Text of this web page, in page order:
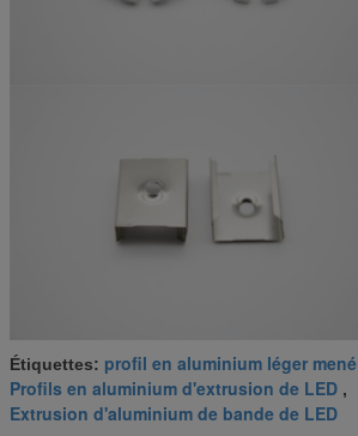
Étiquettes: profil en aluminium léger mené
Profils en aluminium d'extrusion de LED ,
Extrusion d'aluminium de bande de LED